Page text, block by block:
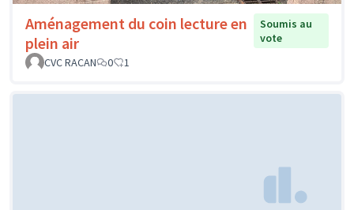
Aménagement du coin lecture en
plein air
Soumis au
vote
CVC RACAN
0 1